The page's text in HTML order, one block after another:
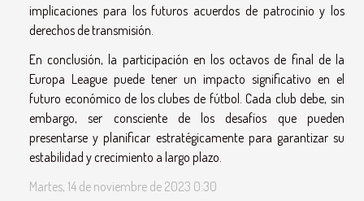
implicaciones para los futuros acuerdos de patrocinio y los
derechos de transmisión.
En conclusión, la participación en los octavos de final de la
Europa League puede tener un impacto significativo en el
futuro económico de los clubes de fútbol. Cada club debe, sin
embargo, ser consciente de los desafíos que pueden
presentarse y planificar estratégicamente para garantizar su
estabilidad y crecimiento a largo plazo.
Martes, 14 de noviembre de 2023 0:30